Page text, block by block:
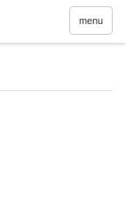
menu